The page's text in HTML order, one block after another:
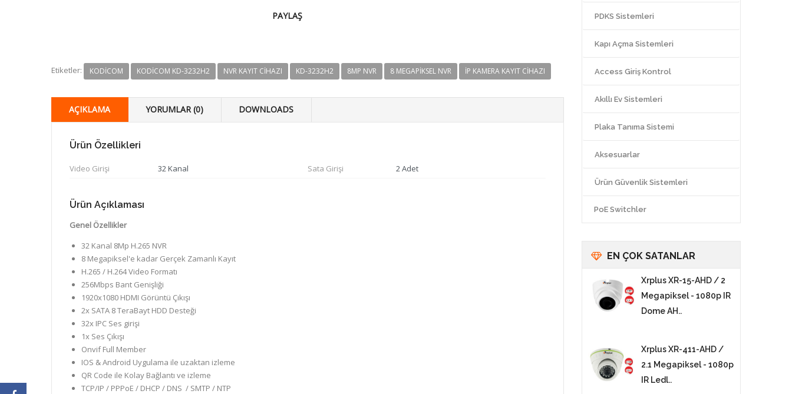
PAYLAŞ
Etiketler: KODICOM KODICOM KD-3232H2 NVR KAYIT CIHAZI KD-3232H2 8MP NVR 8 MEGAPIKSEL NVR IP KAMERA KAYIT CIHAZI
AÇIKLAMA YORUMLAR (0) DOWNLOADS
Ürün Özellikleri
Video Girişi 32 Kanal Sata Girişi 2 Adet
Ürün Açıklaması
Genel Özellikler
32 Kanal 8Mp H.265 NVR
8 Megapiksel'e kadar Gerçek Zamanlı Kayıt
H.265 / H.264 Video Formatı
256Mbps Bant Genişliği
1920x1080 HDMI Görüntü Çıkışı
2x SATA 8 TeraBayt HDD Desteği
32x IPC Ses girişi
1x Ses Çıkışı
Onvif Full Member
IOS & Android Uygulama ile uzaktan izleme
QR Code ile Kolay Bağlantı ve izleme
TCP/IP / PPPoE / DHCP / DNS / SMTP / NTP
PDKS Sistemleri
Kapı Açma Sistemleri
Access Giriş Kontrol
Akıllı Ev Sistemleri
Plaka Tanıma Sistemi
Aksesuarlar
Ürün Güvenlik Sistemleri
PoE Switchler
EN ÇOK SATANLAR
Xrplus XR-15-AHD / 2
Megapiksel - 1080p IR
Dome AH..
Xrplus XR-411-AHD /
2.1 Megapiksel - 1080p
IR Ledl..